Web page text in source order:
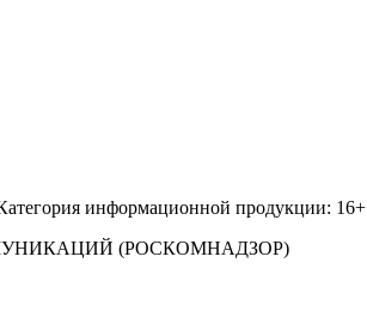
информационной продукции: 16+
(РОСКОМНАДЗОР)